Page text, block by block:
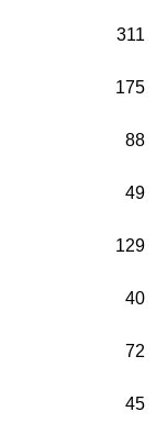
311
175
88
49
129
40
72
45